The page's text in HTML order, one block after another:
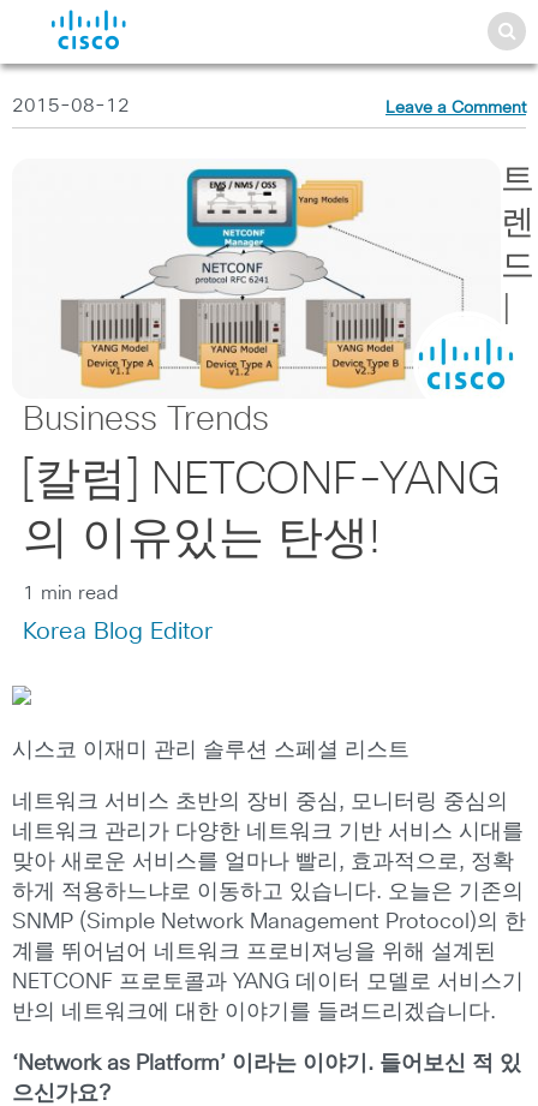
2015-08-12 Leave a Comment
트
렌
드
Business Trends
[칼럼] NETCONF-YANG
의 이유있는 탄생!
1 min read
Korea Blog Editor
시스코 이재미 관리 솔루션 스페셜 리스트
네트워크 서비스 초반의 장비 중심, 모니터링 중심의
네트워크 관리가 다양한 네트워크 기반 서비스 시대를
맞아 새로운 서비스를 얼마나 빨리, 효과적으로, 정확
하게 적용하느냐로 이동하고 있습니다. 오늘은 기존의
SNMP (Simple Network Management Protocol)의 한
계를 뛰어넘어 네트워크 프로비져닝을 위해 설계된
NETCONF 프로토콜과 YANG 데이터 모델로 서비스기
반의 네트워크에 대한 이야기를 들려드리겠습니다.
‘Network as Platform’ 이라는 이야기. 들어보신 적 있
으신가요?